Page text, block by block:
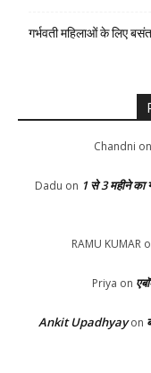
गर्भवती महिलाओं के लिए
Chandni on
Dadu on 1 से 3 महीने
RAMU KUMAR
Priya on
Ankit Upadhyayon